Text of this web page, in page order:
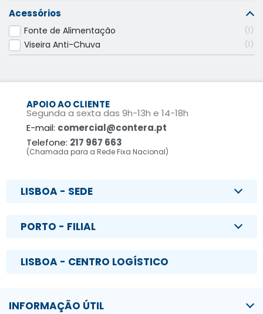
Acessórios
Fonte de Alimentação 1
Viseira Anti-Chuva 1
APOIO AO CLIENTE
Segunda a sexta das 9h-13h e 14-18h
E-mail: comercial@contera.pt
Telefone: 217 967 663
(Chamada para a Rede Fixa Nacional)
LISBOA - SEDE
PORTO - FILIAL
LISBOA - CENTRO LOGÍSTICO
INFORMAÇÃO ÚTIL